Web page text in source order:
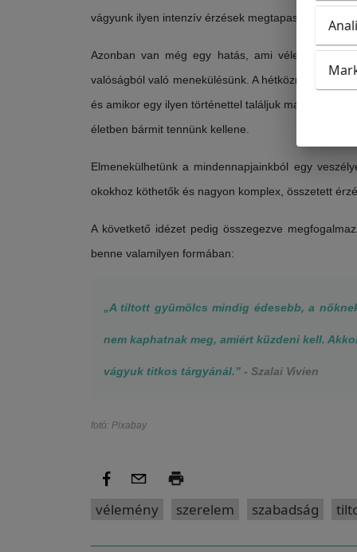
vágyunk ilyen intenzív érzések megtapasztalására
Azonban van még egy hatás, ami véleményem
valóságból való menekülésünk. A
és amikor egy ilyen történettel találjuk magunkat
életben bármit tennünk kellene.
Elmenekülhetünk a mindennapjainkból egy
okokhoz köthetők és nagyon komplex, összetett
A követkető idézet pedig összegezve
benne valamilyen formában:
„A tiltott gyümölcs mindig édesebb, a
nem kaphatnak meg, amiért küzdeni kell.
vágyuk titkos tárgyánál.” - Szalai Vivien
fotó: Pixabay
vélemény szerelem szabadság